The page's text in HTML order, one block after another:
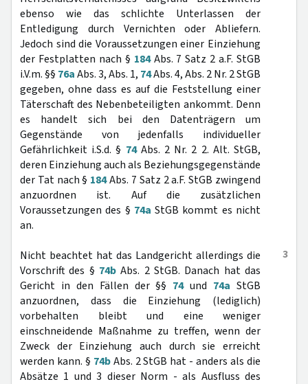
ebenso wie das schlichte Unterlassen der
Entledigung durch Vernichten oder Abliefern.
Jedoch sind die Voraussetzungen einer Einziehung
der Festplatten nach § 184Abs. 7 Satz 2 a.F. StGB
i.V.m. §§ 76aAbs. 3, Abs. 1, 74Abs. 4, Abs. 2 Nr. 2 StGB
gegeben, ohne dass es auf die Feststellung einer
Täterschaft des Nebenbeteiligten ankommt. Denn
es handelt sich bei den Datenträgern um
Gegenstände von jedenfalls individueller
Gefährlichkeit i.S.d. § 74Abs. 2 Nr. 2 2. Alt. StGB,
deren Einziehung auch als Beziehungsgegenstände
der Tat nach § 184Abs. 7 Satz 2 a.F. StGB zwingend
anzuordnen ist. Auf die zusätzlichen
Voraussetzungen des § 74a StGB kommt es nicht
an.
3
Nicht beachtet hat das Landgericht allerdings die
Vorschrift des § 74b Abs. 2 StGB. Danach hat das
Gericht in den Fällen der §§ 74und 74a StGB
anzuordnen, dass die Einziehung (lediglich)
vorbehalten bleibt und eine weniger
einschneidende Maßnahme zu treffen, wenn der
Zweck der Einziehung auch durch sie erreicht
werden kann. § 74bAbs. 2 StGB hat - anders als die
Absätze 1 und 3 dieser Norm - als Ausfluss des